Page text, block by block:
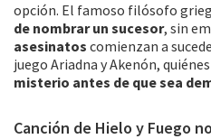
opción. El famoso filósofo
de nombrar un sucesor, sin
asesinatos comienzan a
juego Ariadna y Akenón, quiénes
misterio antes de que sea
Canción de Hielo y Fuego